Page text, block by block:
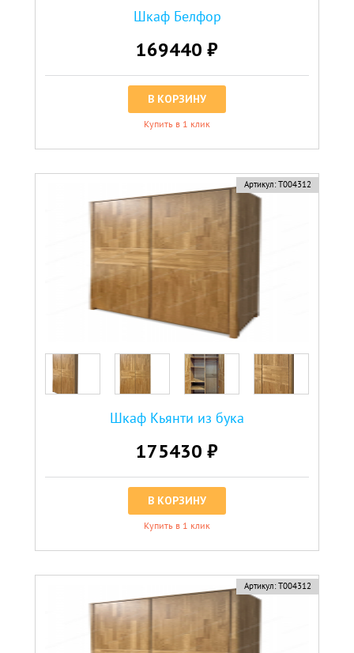
Шкаф Белфор
169440 ₽
В КОРЗИНУ
Купить в 1 клик
Артикул: Т004312
Шкаф Кьянти из бука
175430 ₽
В КОРЗИНУ
Купить в 1 клик
Артикул: Т004312